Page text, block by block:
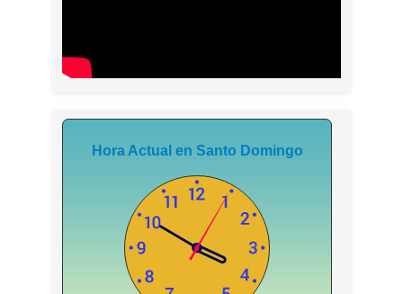
Hora Actual en Santo Domingo